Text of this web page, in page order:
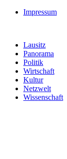
Impressum
Lausitz
Panorama
Politik
Wirtschaft
Kultur
Netzwelt
Wissenschaft